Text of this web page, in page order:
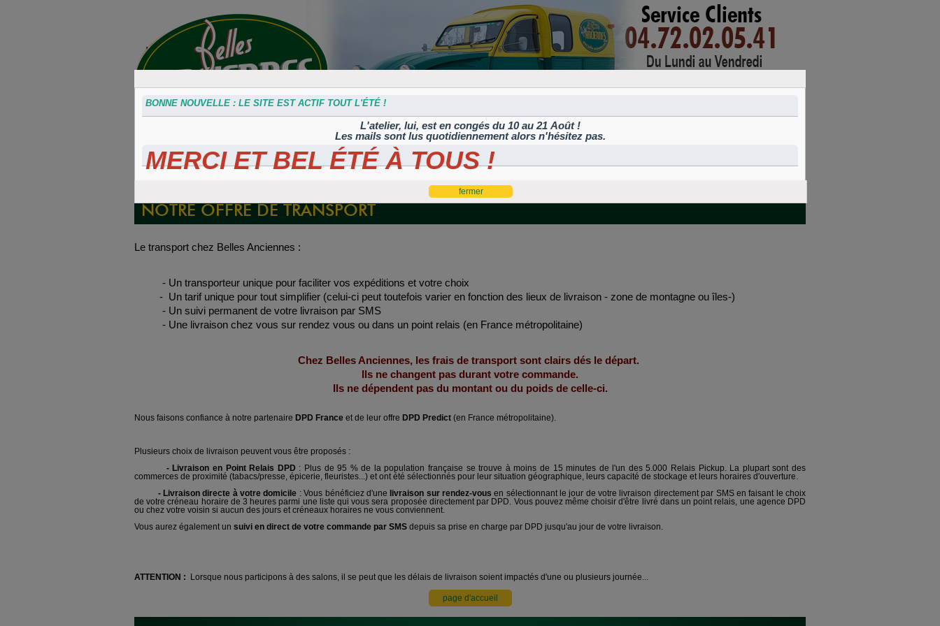
Accessoires
divers
Plaques 3D
Maillefaud et
Plaques
immatriculation
Plaques
autocollantes et
Plaques
peintes
Traitement
Corrosion
BONNE NOUVELLE : LE SITE EST ACTIF TOUT L'ÉTÉ !
L'atelier, lui, est en congés du 10 au 21 Août !
Les mails sont lus quotidiennement alors n'hésitez pas.
MERCI ET BEL ÉTÉ À TOUS !
NOTRE OFFRE DE TRANSPORT
Le transport chez Belles Anciennes :
- Un transporteur unique pour faciliter vos expéditions et votre choix
- Un tarif unique pour tout simplifier (celui-ci peut toutefois varier en fonction des lieux de livraison - zone de montagne ou îles-)
- Un suivi permanent de votre livraison par SMS
- Une livraison chez vous sur rendez vous ou dans un point relais (en France métropolitaine)
Chez Belles Anciennes, les frais de transport sont clairs dés le départ.
Ils ne changent pas durant votre commande.
Ils ne dépendent pas du montant ou du poids de celle-ci.
Nous faisons confiance à notre partenaire DPD France et de leur offre DPD Predict (en France métropolitaine).
Plusieurs choix de livraison peuvent vous être proposés :
- Livraison en Point Relais DPD : Plus de 95 % de la population française se trouve à moins de 15 minutes de l'un des 5.000 Relais Pickup. La plupart sont des
commerces de proximité (tabacs/presse, épicerie, fleuristes...) et ont été sélectionnés pour leur situation géographique, leurs capacité de stockage et leurs horaires d'ouverture.
- Livraison directe à votre domicile : Vous bénéficiez d'une livraison sur rendez-vous en sélectionnant le jour de votre livraison directement par SMS en faisant le choix
de votre créneau horaire de 3 heures parmi une liste qui vous sera proposée directement par DPD. Vous pouvez même choisir d'être livré dans un point relais, une agence DPD
ou chez votre voisin si aucun des jours et créneaux horaires ne vous conviennent.
Vous aurez également un suivi en direct de votre commande par SMS depuis sa prise en charge par DPD jusqu'au jour de votre livraison.
ATTENTION : Lorsque nous participons à des salons, il se peut que les délais de livraison soient impactés d'une ou plusieurs journée...